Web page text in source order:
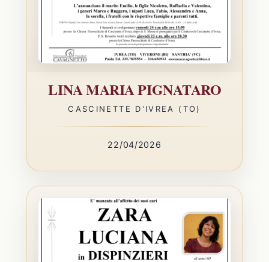
LINA MARIA PIGNATARO
CASCINETTE D'IVREA (TO)
22/04/2026